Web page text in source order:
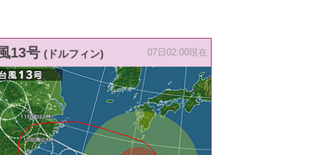
13号 (ドルフィン) 07日02:00現在